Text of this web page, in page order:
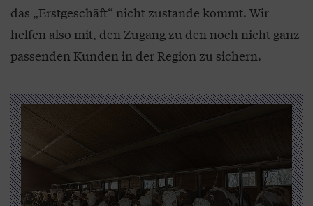
das „Erstgeschäft“ nicht zustande kommt. Wir
helfen also mit, den Zugang zu den noch nicht ganz
passenden Kunden in der Region zu sichern.